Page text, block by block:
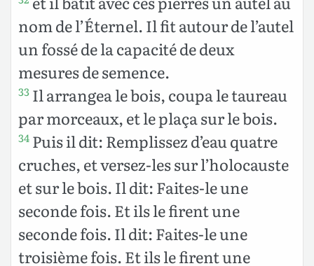
nom de l’Éternel. Il fit autour de l’autel
un fossé de la capacité de deux
mesures de semence.
33 Il arrangea le bois, coupa le taureau
par morceaux, et le plaça sur le bois.
34 Puis il dit: Remplissez d’eau quatre
cruches, et versez-les sur l’holocauste
et sur le bois. Il dit: Faites-le une
seconde fois. Et ils le firent une
seconde fois. Il dit: Faites-le une
troisième fois. Et ils le firent une